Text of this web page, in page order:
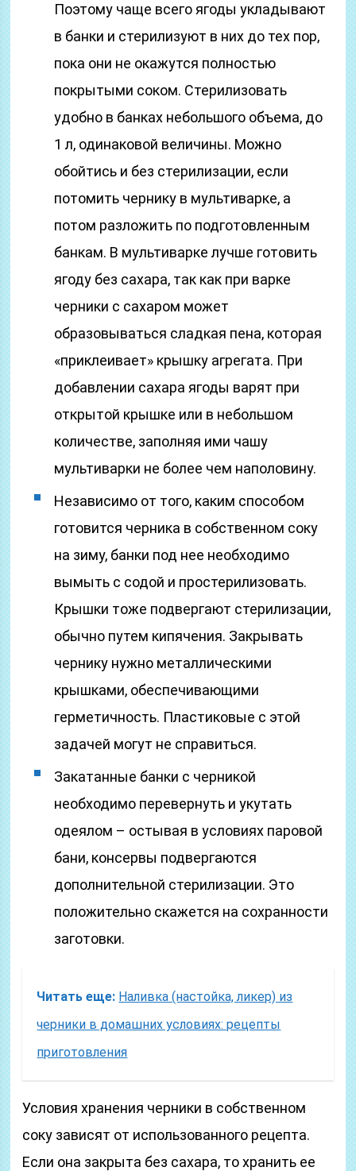
Поэтому чаще всего ягоды укладывают
в банки и стерилизуют в них до тех пор,
пока они не окажутся полностью
покрытыми соком. Стерилизовать
удобно в банках небольшого объема, до
1 л, одинаковой величины. Можно
обойтись и без стерилизации, если
потомить чернику в мультиварке, а
потом разложить по подготовленным
банкам. В мультиварке лучше готовить
ягоду без сахара, так как при варке
черники с сахаром может
образовываться сладкая пена, которая
«приклеивает» крышку агрегата. При
добавлении сахара ягоды варят при
открытой крышке или в небольшом
количестве, заполняя ими чашу
мультиварки не более чем наполовину.
Независимо от того, каким способом
готовится черника в собственном соку
на зиму, банки под нее необходимо
вымыть с содой и простерилизовать.
Крышки тоже подвергают стерилизации,
обычно путем кипячения. Закрывать
чернику нужно металлическими
крышками, обеспечивающими
герметичность. Пластиковые с этой
задачей могут не справиться.
Закатанные банки с черникой
необходимо перевернуть и укутать
одеялом – остывая в условиях паровой
бани, консервы подвергаются
дополнительной стерилизации. Это
положительно скажется на сохранности
заготовки.
Читать еще: Наливка (настойка, ликер) из
черники в домашних условиях: рецепты
приготовления
Условия хранения черники в собственном
соку зависят от использованного рецепта.
Если она закрыта без сахара, то хранить ее